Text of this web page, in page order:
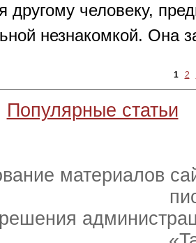
другому человеку,
незнакомкой. Она
1 2
Популярные статьи
материалов